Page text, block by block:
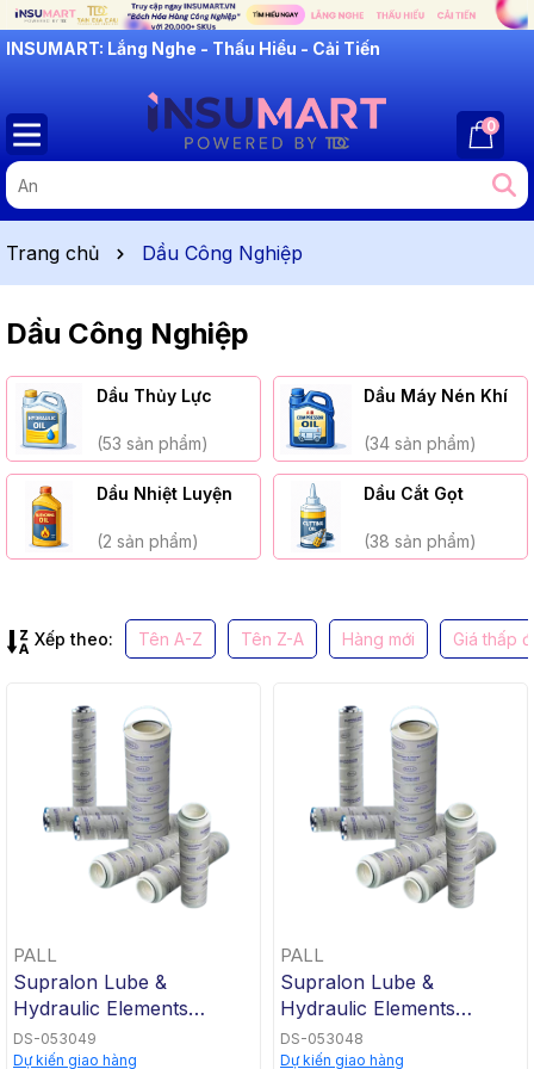
INSUMART: Lắng Nghe - Thấu Hiểu - Cải Tiến
0
Trang chủ Dầu Công Nghiệp
Dầu Công Nghiệp
Dầu Thủy Lực
(53 sản phẩm)
Dầu Máy Nén Khí
(34 sản phẩm)
Dầu Nhiệt Luyện
(2 sản phẩm)
Dầu Cắt Gọt
(38 sản phẩm)
Xếp theo: Tên A-Z Tên Z-A Hàng mới Giá thấp
PALL
Supralon Lube &
Hydraulic Elements
HC9021FHT4Z
DS-053049
Dự kiến giao hàng
PALL
Supralon Lube &
Hydraulic Elements
HC9021FHS4Z
DS-053048
Dự kiến giao hàng